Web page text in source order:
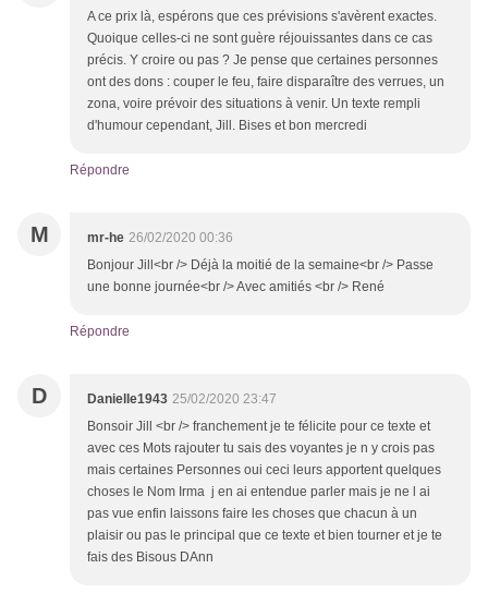
A ce prix là, espérons que ces prévisions s'avèrent exactes.
Quoique celles-ci ne sont guère réjouissantes dans ce cas
précis. Y croire ou pas ? Je pense que certaines personnes
ont des dons : couper le feu, faire disparaître des verrues, un
zona, voire prévoir des situations à venir. Un texte rempli
d'humour cependant, Jill. Bises et bon mercredi
Répondre
M mr-he 26/02/2020 00:36
Bonjour Jill<br /> Déjà la moitié de la semaine<br /> Passe
une bonne journée<br /> Avec amitiés <br /> René
Répondre
D Danielle1943 25/02/2020 23:47
Bonsoir Jill <br /> franchement je te félicite pour ce texte et
avec ces Mots rajouter tu sais des voyantes je n y crois pas
mais certaines Personnes oui ceci leurs apportent quelques
choses le Nom Irma j en ai entendue parler mais je ne l ai
pas vue enfin laissons faire les choses que chacun à un
plaisir ou pas le principal que ce texte et bien tourner et je te
fais des Bisous DAnn